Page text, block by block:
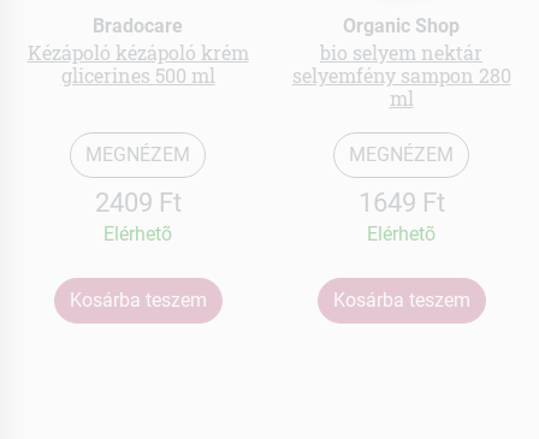
Bradocare
Kézápoló kézápoló krém
glicerines 500 ml
MEGNÉZEM
2409 Ft
Elérhetõ
Kosárba teszem
Organic Shop
bio selyem nektár
selyemfény sampon 280
ml
MEGNÉZEM
1649 Ft
Elérhetõ
Kosárba teszem